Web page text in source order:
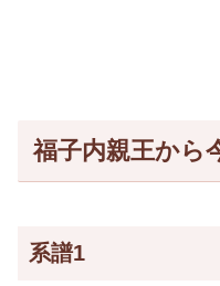
福子内親王から
系譜1